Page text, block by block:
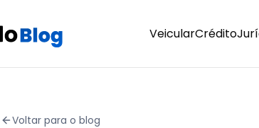
VeicularCrédito
Voltar para o blog